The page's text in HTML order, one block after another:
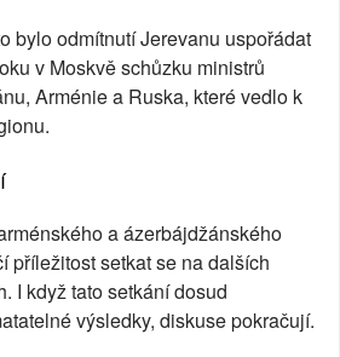
bylo odmítnutí Jerevanu uspořádat
v Moskvě schůzku ministrů
Arménie a Ruska, které vedlo k
a ázerbájdžánského
příležitost setkat se na dalších
I když tato setkání dosud
výsledky, diskuse pokračují.